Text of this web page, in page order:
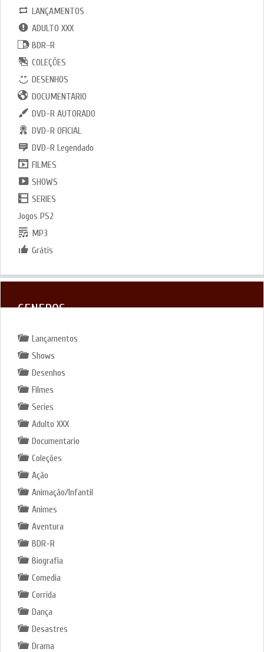
LANÇAMENTOS
ADULTO XXX
BDR-R
COLEÇÕES
DESENHOS
DOCUMENTARIO
DVD-R AUTORADO
DVD-R OFICIAL
DVD-R Legendado
FILMES
SHOWS
SERIES
Jogos PS2
MP3
Grátis
GENEROS
Lançamentos
Shows
Desenhos
Filmes
Series
Adulto XXX
Documentario
Coleções
Ação
Animação/Infantil
Animes
Aventura
BDR-R
Biografia
Comedia
Corrida
Dança
Desastres
Drama